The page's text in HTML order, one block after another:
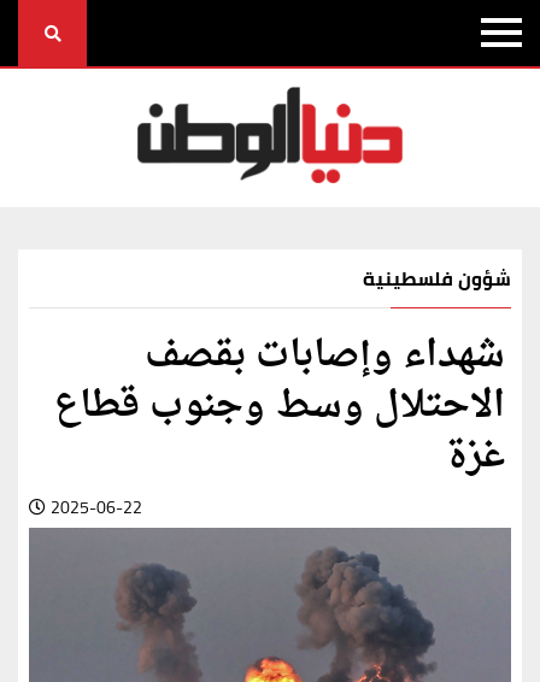
شؤون فلسطينية
شهداء وإصابات بقصف
الاحتلال وسط وجنوب قطاع
غزة
2025-06-22